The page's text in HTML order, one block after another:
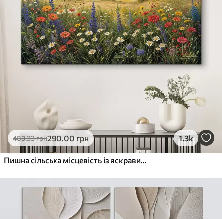
483.33грн290.00 грн 1.3k
Пишна сільська місцевість із яскравим лугом диких квітів, наповненим різнокольоровими квітами під хмарним небом